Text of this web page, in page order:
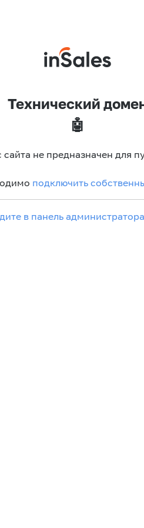
Технический
🤖
сайта не предназначен для
подключить
в панель администратора